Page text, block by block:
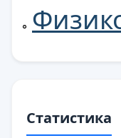
Статистика